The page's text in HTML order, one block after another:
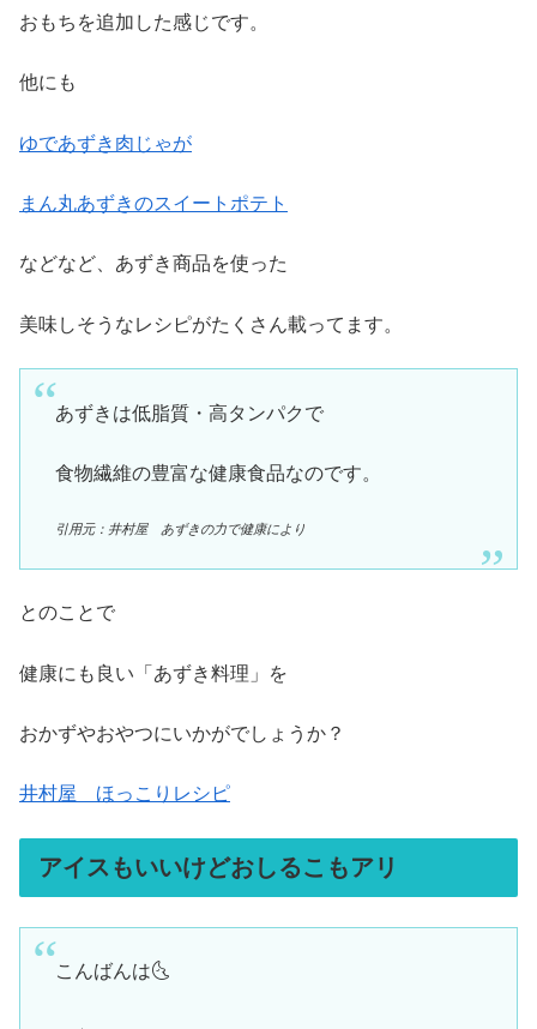
おもちを追加した感じです。
他にも
ゆであずき肉じゃが
まん丸あずきのスイートポテト
などなど、あずき商品を使った
美味しそうなレシピがたくさん載ってます。
あずきは低脂質・高タンパクで
食物繊維の豊富な健康食品なのです。
引用元：井村屋 あずきの力で健康により
とのことで
健康にも良い「あずき料理」を
おかずやおやつにいかがでしょうか？
井村屋 ほっこりレシピ
アイスもいいけどおしるこもアリ
こんばんは🌜